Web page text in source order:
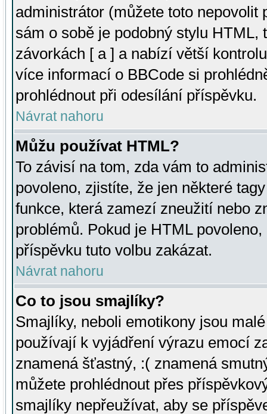
administrátor (můžete toto
sám o sobě je podobný stylu HTML,
závorkách [ a ] a nabízí větší
více informací o BBCode si
prohlédnout při odesílání příspěvku.
Návrat nahoru
Můžu používat HTML?
To závisí na tom, zda vám to
povoleno, zjistíte, že jen některé
funkce, která zamezí zneužití nebo
problémů. Pokud je HTML
příspěvku tuto volbu zakázat.
Návrat nahoru
Co to jsou smajlíky?
Smajlíky, neboli emotikony jsou
používají k vyjádření výrazu emocí
znamená šťastný, :( znamená
můžete prohlédnout přes
smajlíky nepřeužívat, aby se